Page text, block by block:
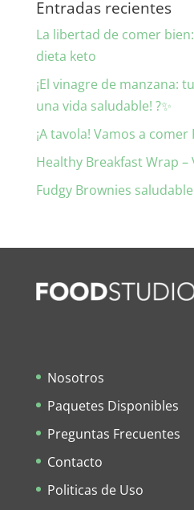
Entradas recientes
La libertad de comer
dieta keto
¡El vinagre de manzana:
una vida saludable! ?✨
¡A tavola! Vamos a comer
Healthy Breakfast Wrap –
Fudgy Brownies saludable
Nosotros
Paquetes Disponibles
Preguntas Frecuentes
Contacto
Politicas de Uso